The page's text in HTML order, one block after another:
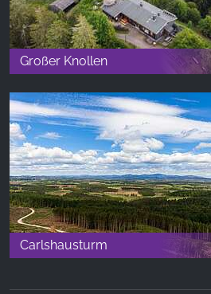
Großer Knollen
Carlshausturm